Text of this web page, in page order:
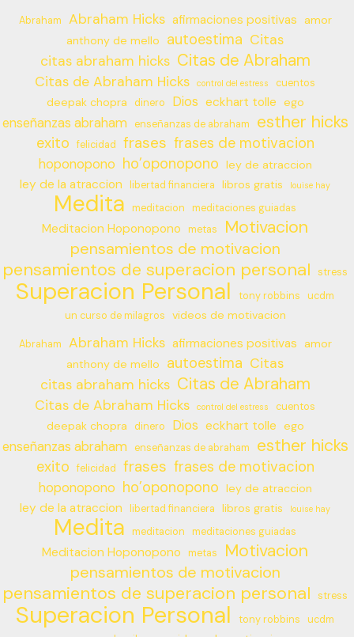
Abraham Abraham Hicks afirmaciones positivas
amor
anthony de mello
autoestima Citas
citas abraham hicks Citas de Abraham
Citas de Abraham Hicks control del estress cuentos
deepak chopra dinero Dios eckhart tolle ego
enseñanzas abraham enseñanzas de abraham esther hicks
exito felicidad frases frases de motivacion
hoponopono ho’oponopono ley de atraccion
ley de la atraccion libertad financiera libros gratis louise hay
Medita meditacion meditaciones guiadas
Meditacion Hoponopono metas Motivacion
pensamientos de motivacion
pensamientos de superacion personal stress
Superacion Personal tony robbins
ucdm
un curso de milagros
videos de motivacion
Abraham Abraham Hicks afirmaciones positivas
amor
anthony de mello
autoestima Citas
citas abraham hicks Citas de Abraham
Citas de Abraham Hicks control del estress cuentos
deepak chopra dinero Dios eckhart tolle ego
enseñanzas abraham enseñanzas de abraham esther hicks
exito felicidad frases frases de motivacion
hoponopono ho’oponopono ley de atraccion
ley de la atraccion libertad financiera libros gratis louise hay
Medita meditacion meditaciones guiadas
Meditacion Hoponopono metas Motivacion
pensamientos de motivacion
pensamientos de superacion personal stress
Superacion Personal tony robbins
ucdm